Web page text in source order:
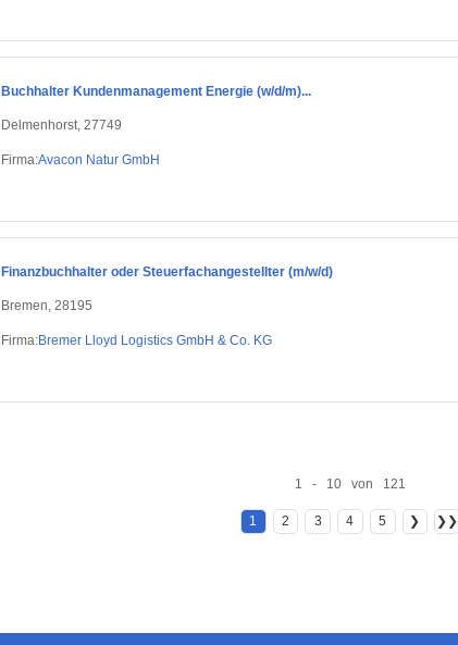
Buchhalter Kundenmanagement Energie (w/d/m)...
Delmenhorst, 27749
Firma:Avacon Natur GmbH
Finanzbuchhalter oder Steuerfachangestellter (m/w/d)
Bremen, 28195
Firma:Bremer Lloyd Logistics GmbH & Co. KG
1 - 10 von 121
1 2 3 4 5 ❯ ❯❯